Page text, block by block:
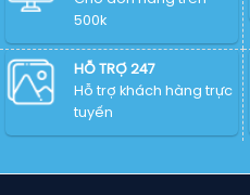
Mục Tiêu Thương
Tham Khảo 99+
Đựng Mi Thường
500k
HỖ TRỢ 247
Hỗ trợ khách hàng trực
tuyến